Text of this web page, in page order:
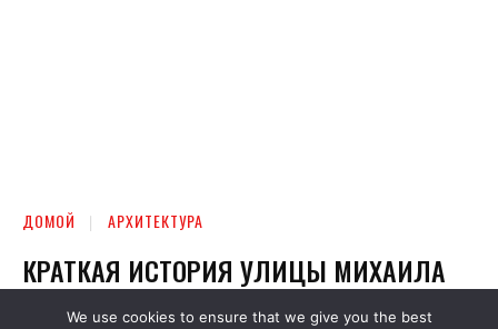
We use cookies to ensure that we give you the best